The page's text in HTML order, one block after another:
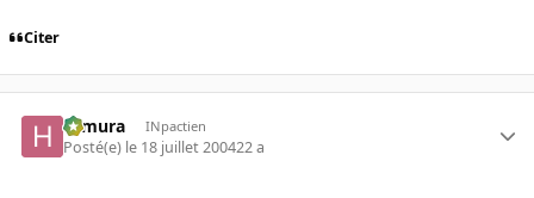
Citer
Himura INpactien
Posté(e) le 18 juillet 200422 a